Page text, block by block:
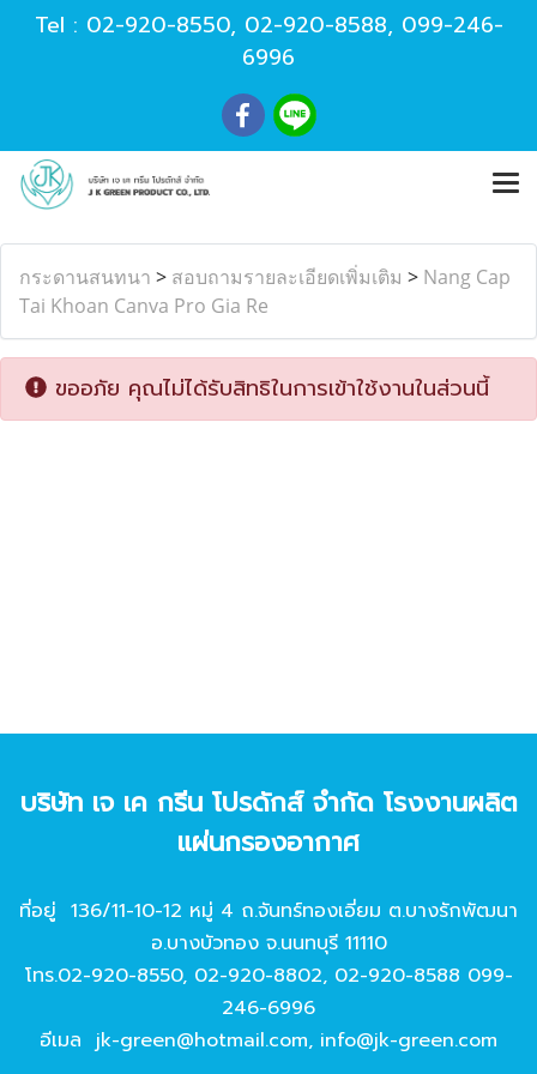
Tel : 02-920-8550, 02-920-8588, 099-246-
6996
กระดานสนทนา > สอบถามรายละเอียดเพิ่มเติม > Nang Cap
Tai Khoan Canva Pro Gia Re
ขออภัย คุณไม่ได้รับสิทธิในการเข้าใช้งานในส่วนนี้
บริษัท เจ เค กรีน โปรดักส์ จํากัด โรงงานผลิต
แผ่นกรองอากาศ
ที่อยู่ 136/11-10-12 หมู่ 4 ถ.จันทร์ทองเอี่ยม ต.บางรักพัฒนา
อ.บางบัวทอง จ.นนทบุรี 11110
โทร.02-920-8550, 02-920-8802, 02-920-8588 099-
246-6996
อีเมล jk-green@hotmail.com, info@jk-green.com